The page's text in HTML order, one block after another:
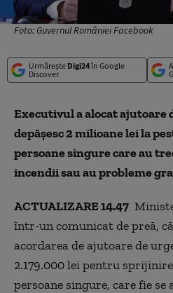
Foto: Guvernul României Facebook
Urmărește Digi24în Google
Discover
Executivul a alocat ajutoare
depășesc 2 milioane lei la
persoane singure care au
incendii sau au probleme
ACTUALIZARE 14.47
într-un comunicat de preă,
acordarea de ajutoare de
2.179.000 lei pentru
persoane singure, care fie